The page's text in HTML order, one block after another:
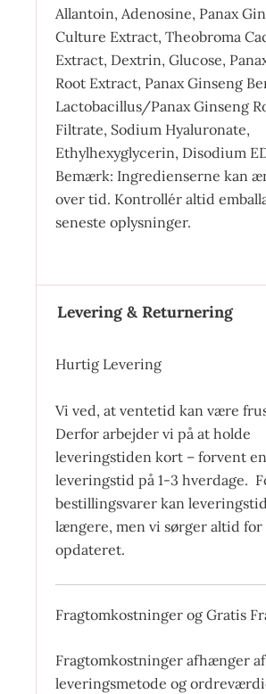
Allantoin, Adenosine, Panax
Culture Extract, Theobroma
Extract, Dextrin, Glucose,
Root Extract, Panax Ginseng
Lactobacillus/Panax Ginseng
Filtrate, Sodium Hyaluronate,
Ethylhexyglycerin, Disodium
Bemærk: Ingredienserne kan
over tid. Kontrollér altid
seneste oplysninger.
Levering & Returnering
Hurtig Levering
Vi ved, at ventetid kan være
Derfor arbejder vi på at holde
leveringstiden kort – forvent en
leveringstid på 1-3 hverdage.
bestillingsvarer kan
længere, men vi sørger altid
opdateret.
Fragtomkostninger og Gratis
Fragtomkostninger afhænger
leveringsmetode og